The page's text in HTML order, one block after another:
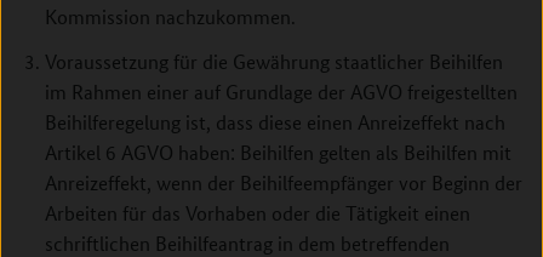
Kommission nachzukommen.
Voraussetzung für die Gewährung staatlicher Beihilfen
im Rahmen einer auf Grundlage der AGVO freigestellten
Beihilferegelung ist, dass diese einen Anreizeffekt nach
Artikel 6 AGVO haben: Beihilfen gelten als Beihilfen mit
Anreizeffekt, wenn der Beihilfeempfänger vor Beginn der
Arbeiten für das Vorhaben oder die Tätigkeit einen
schriftlichen Beihilfeantrag in dem betreffenden